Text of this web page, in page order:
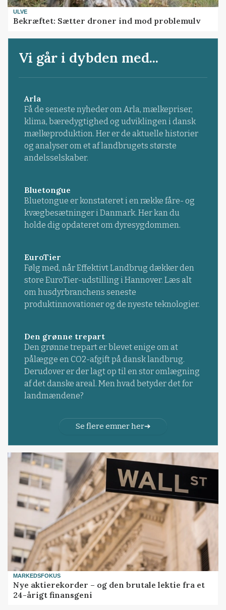
ULVE
Bekræftet: Sætter droner ind mod problemulv
Vi går i dybden med...
Arla
Få de seneste nyheder om Arla, mælkepriser,
klima, bæredygtighed og udviklingen i dansk
mælkeproduktion. Her er de aktuelle historier
og analyser om et af landbrugets største
andelsselskaber.
Bluetongue
Bluetongue er konstateret i en række fåre- og
kvægbesætninger i Danmark. Her kan du
holde dig opdateret om dyresygdommen.
EuroTier
Følg med, når Effektivt Landbrug dækker den
store EuroTier-udstilling i Hannover. Læs alt
om husdyrbranchens seneste
produktinnovationer og de nyeste teknologier.
Den grønne trepart
Den grønne trepart er blevet enige om at
pålægge en CO2-afgift på dansk landbrug.
Derudover er der lagt op til en stor omlægning
af det danske areal. Men hvad betyder det for
landmændene?
Se flere emner her
MARKEDSFOKUS
Nye aktierekorder – og den brutale lektie fra et
24-årigt finansgeni